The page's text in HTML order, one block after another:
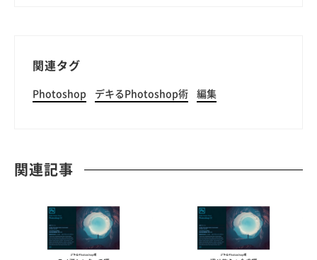
関連タグ
Photoshop デキるPhotoshop術 編集
関連記事